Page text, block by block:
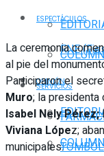
SERVICIOS
ESPECTÁCULOS
FNE
OPINIÓN
La ceremonia
al pie del
Participaron el
Muro; la presidenta
Isabel Nely Pérez;
Viviana López;
municipales.